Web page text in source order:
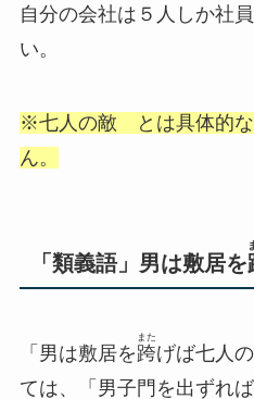
自分の会社は５人しか社
い。
※七人の敵 とは具体的な
ん。
「類義語」男は敷居を
「男は敷居を跨
また
げば七人
ては、「男子門を出ずれ